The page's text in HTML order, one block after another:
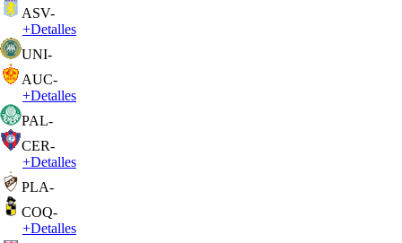
ASV-
+Detalles
UNI-
AUC-
+Detalles
PAL-
CER-
+Detalles
PLA-
COQ-
+Detalles